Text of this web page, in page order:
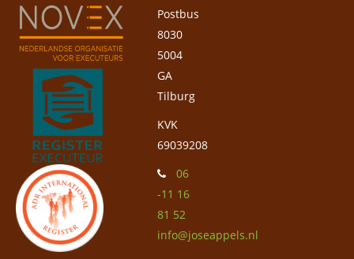
Postbus
8030
5004
GA
Tilburg
KVK
69039208
06
-11 16
81 52
info@joseappels.nl